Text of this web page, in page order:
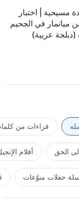
مسيحية | اختبار
ميانمار في الجحيم
(دبلجة عربية)
قراءات من
أفلام
حفلات منوّعات